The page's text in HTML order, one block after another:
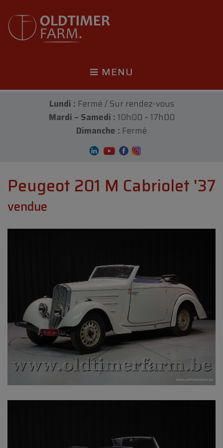
MENU
Lundi : Fermé / Sur rendez-vous
Mardi – Samedi :10h00 – 17h00
Dimanche : Fermé
Peugeot 201 M Cabriolet '37
vendue